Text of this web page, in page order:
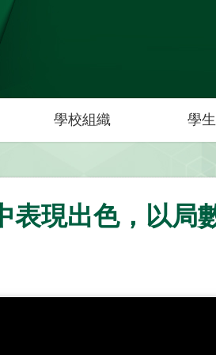
學校組織 學
表現出色，以局